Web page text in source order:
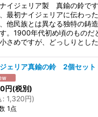
イジェリア製 真鍮の鈴で
最初ナイジェリアに伝わっ
他民族とは異なる独特の鋳
。1900年代初め頃のものだ
さめですが、どっしりとし
ェリア真鍮の鈴 2個セット
円(税別)
: 1,320円)
1点